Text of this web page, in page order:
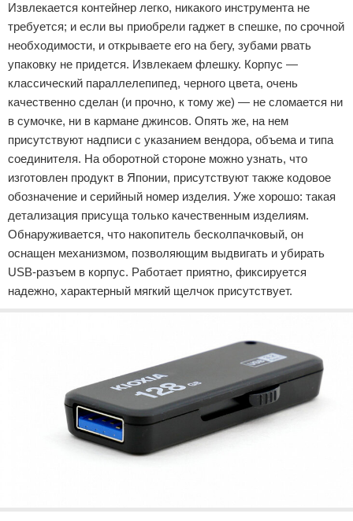
Извлекается контейнер легко, никакого инструмента не
требуется; и если вы приобрели гаджет в спешке, по срочной
необходимости, и открываете его на бегу, зубами рвать
упаковку не придется. Извлекаем флешку. Корпус —
классический параллелепипед, черного цвета, очень
качественно сделан (и прочно, к тому же) — не сломается ни
в сумочке, ни в кармане джинсов. Опять же, на нем
присутствуют надписи с указанием вендора, объема и типа
соединителя. На оборотной стороне можно узнать, что
изготовлен продукт в Японии, присутствуют также кодовое
обозначение и серийный номер изделия. Уже хорошо: такая
детализация присуща только качественным изделиям.
Обнаруживается, что накопитель бесколпачковый, он
оснащен механизмом, позволяющим выдвигать и убирать
USB-разъем в корпус. Работает приятно, фиксируется
надежно, характерный мягкий щелчок присутствует.